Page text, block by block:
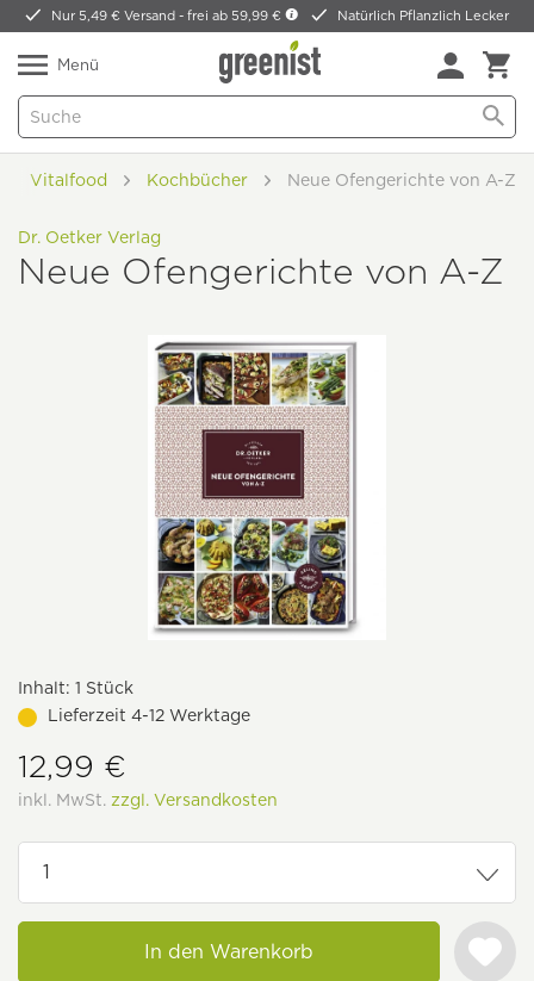
Nur 5,49 € Versand -frei ab 59,99 € Natürlich Pflanzlich Lecker
Menü
Vitalfood Kochbücher Neue Ofengerichte von A-Z
Dr. Oetker Verlag
Neue Ofengerichte von A-Z
Inhalt: 1 Stück
Lieferzeit 4-12 Werktage
12,99 €
inkl. MwSt. zzgl. Versandkosten
In den Warenkorb